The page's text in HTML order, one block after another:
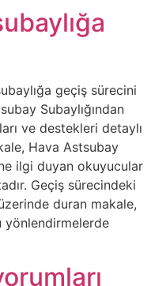
geçiş sürecini
Subaylığından
ve destekleri detaylı
Hava Astsubay
ilgi duyan okuyucular
Geçiş sürecindeki
duran makale,